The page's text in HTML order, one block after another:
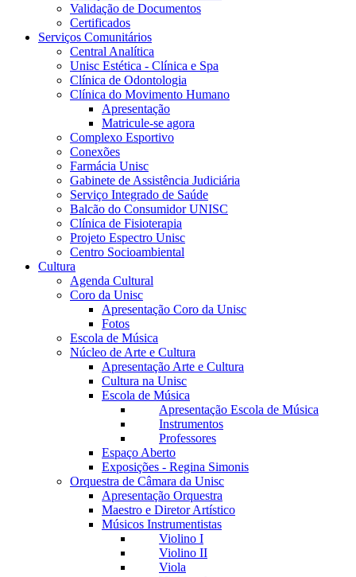
Validação de Documentos
Certificados
Serviços Comunitários
Central Analítica
Unisc Estética - Clínica e Spa
Clínica de Odontologia
Clínica do Movimento Humano
Apresentação
Matricule-se agora
Complexo Esportivo
Conexões
Farmácia Unisc
Gabinete de Assistência Judiciária
Serviço Integrado de Saúde
Balcão do Consumidor UNISC
Clínica de Fisioterapia
Projeto Espectro Unisc
Centro Socioambiental
Cultura
Agenda Cultural
Coro da Unisc
Apresentação Coro da Unisc
Fotos
Escola de Música
Núcleo de Arte e Cultura
Apresentação Arte e Cultura
Cultura na Unisc
Escola de Música
Apresentação Escola de Música
Instrumentos
Professores
Espaço Aberto
Exposições - Regina Simonis
Orquestra de Câmara da Unisc
Apresentação Orquestra
Maestro e Diretor Artístico
Músicos Instrumentistas
Violino I
Violino II
Viola